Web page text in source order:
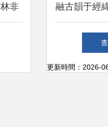
非 融古韻于經
閩興編織31
藝品里的
更新時間：2026-